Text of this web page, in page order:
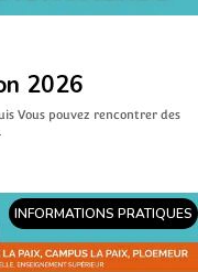
2026
Vous pouvez rencontrer des
INFORMATIONS PRATIQUES